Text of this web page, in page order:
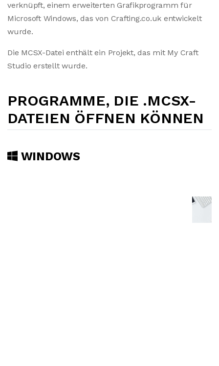
verknüpft, einem erweiterten Grafikprogramm für
Microsoft Windows, das von Crafting.co.uk entwickelt
wurde.
Die MCSX-Datei enthält ein Projekt, das mit My Craft
Studio erstellt wurde.
PROGRAMME, DIE .MCSX-
DATEIEN ÖFFNEN KÖNNEN
WINDOWS